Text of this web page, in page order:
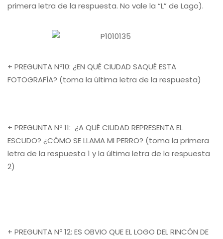
primera letra de la respuesta. No vale la “L” de Lago).
+ PREGUNTA Nº10: ¿EN QUÉ CIUDAD SAQUÉ ESTA
FOTOGRAFÍA? (toma la última letra de la respuesta)
+ PREGUNTA Nº 11: ¿A QUÉ CIUDAD REPRESENTA EL
ESCUDO? ¿CÓMO SE LLAMA MI PERRO? (toma la primera
letra de la respuesta 1 y la última letra de la respuesta
2)
+ PREGUNTA Nº 12: ES OBVIO QUE EL LOGO DEL RINCÓN DE